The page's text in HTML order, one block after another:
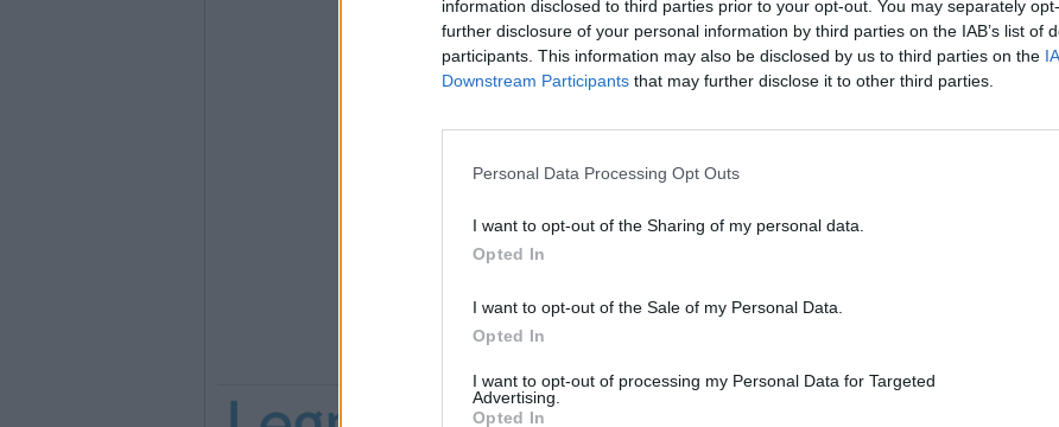
information disclosed to third parties prior to your opt-out. You may separately
further disclosure of your personal information by third parties on the IAB’s list of
participants. This information may also be disclosed by us to third parties on the
Downstream Participants that may further disclose it to other third parties.
Personal Data Processing Opt Outs
I want to opt-out of the Sharing of my personal data.
Opted In
I want to opt-out of the Sale of my Personal Data.
Opted In
I want to opt-out of processing my Personal Data for Targeted
Advertising.
Opted In